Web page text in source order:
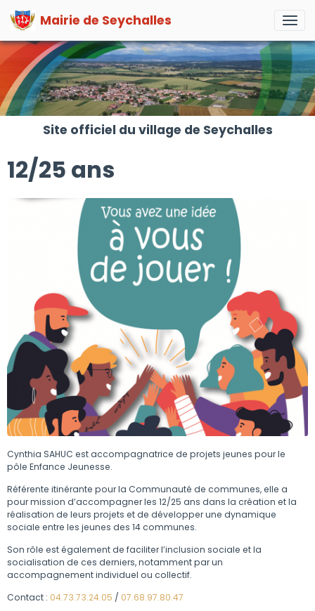
Mairie de Seychalles
Site officiel du village de Seychalles
12/25 ans
Cynthia SAHUC est accompagnatrice de projets jeunes pour le
pôle Enfance Jeunesse.
Référente itinérante pour la Communauté de communes, elle a
pour mission d’accompagner les 12/25 ans dans la création et la
réalisation de leurs projets et de développer une dynamique
sociale entre les jeunes des 14 communes.
Son rôle est également de faciliter l’inclusion sociale et la
socialisation de ces derniers, notamment par un
accompagnement individuel ou collectif.
Contact : 04.73.73.24.05 / 07.68.97.80.47